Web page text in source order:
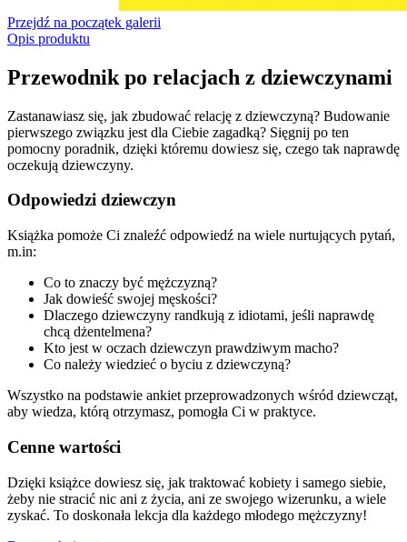
Przejdź na początek galerii
Opis produktu
Przewodnik po relacjach z dziewczynami
Zastanawiasz się, jak zbudować relację z dziewczyną? Budowanie
pierwszego związku jest dla Ciebie zagadką? Sięgnij po ten
pomocny poradnik, dzięki któremu dowiesz się, czego tak naprawdę
oczekują dziewczyny.
Odpowiedzi dziewczyn
Książka pomoże Ci znaleźć odpowiedź na wiele nurtujących pytań,
m.in:
Co to znaczy być mężczyzną?
Jak dowieść swojej męskości?
Dlaczego dziewczyny randkują z idiotami, jeśli naprawdę
chcą dżentelmena?
Kto jest w oczach dziewczyn prawdziwym macho?
Co należy wiedzieć o byciu z dziewczyną?
Wszystko na podstawie ankiet przeprowadzonych wśród dziewcząt,
aby wiedza, którą otrzymasz, pomogła Ci w praktyce.
Cenne wartości
Dzięki książce dowiesz się, jak traktować kobiety i samego siebie,
żeby nie stracić nic ani z życia, ani ze swojego wizerunku, a wiele
zyskać. To doskonała lekcja dla każdego młodego mężczyzny!